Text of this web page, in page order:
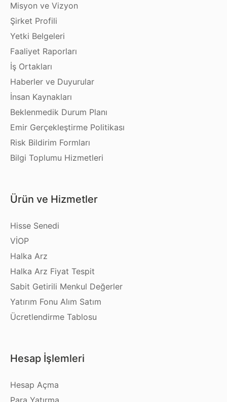
Misyon ve Vizyon
Şirket Profili
Yetki Belgeleri
Faaliyet Raporları
İş Ortakları
Haberler ve Duyurular
İnsan Kaynakları
Beklenmedik Durum Planı
Emir Gerçekleştirme Politikası
Risk Bildirim Formları
Bilgi Toplumu Hizmetleri
Ürün ve Hizmetler
Hisse Senedi
VİOP
Halka Arz
Halka Arz Fiyat Tespit
Sabit Getirili Menkul Değerler
Yatırım Fonu Alım Satım
Ücretlendirme Tablosu
Hesap İşlemleri
Hesap Açma